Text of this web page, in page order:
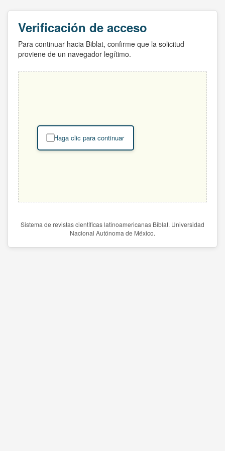
Verificación de acceso
Para continuar hacia Biblat, confirme que la solicitud
proviene de un navegador legítimo.
Haga clic para continuar
Sistema de revistas científicas latinoamericanas Biblat. Universidad
Nacional Autónoma de México.